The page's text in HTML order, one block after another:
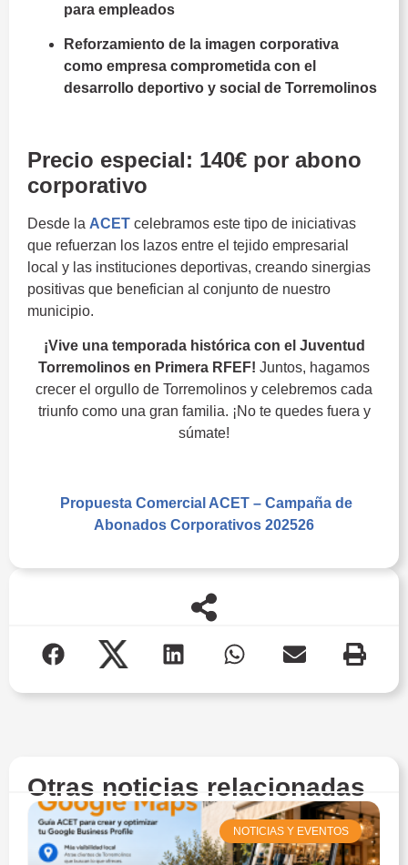
para empleados
Reforzamiento de la imagen corporativa
como empresa comprometida con el
desarrollo deportivo y social de Torremolinos
Precio especial: 140€ por abono
corporativo
Desde la ACET celebramos este tipo de iniciativas
que refuerzan los lazos entre el tejido empresarial
local y las instituciones deportivas, creando sinergias
positivas que benefician al conjunto de nuestro
municipio.
¡Vive una temporada histórica con el Juventud
Torremolinos en Primera RFEF! Juntos, hagamos
crecer el orgullo de Torremolinos y celebremos cada
triunfo como una gran familia. ¡No te quedes fuera y
súmate!
Propuesta Comercial ACET – Campaña de
Abonados Corporativos 202526
Otras noticias relacionadas
NOTICIAS Y EVENTOS